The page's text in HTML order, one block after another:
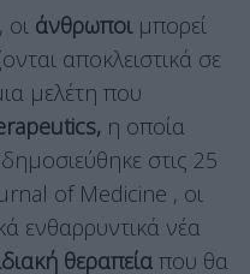
οι άνθρωποι μπορεί
αποκλειστικά σε
μελέτη που
η οποία
στις 25
of Medicine , οι
ενθαρρυντικά νέα
θεραπεία που θα